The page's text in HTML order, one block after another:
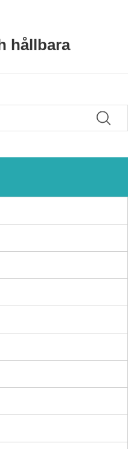
hållbara